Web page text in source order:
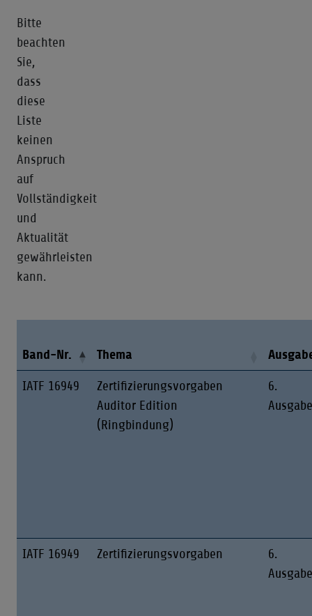
Bitte
beachten
Sie,
dass
diese
Liste
keinen
Anspruch
auf
Vollständigkeit
und
Aktualität
gewährleisten
kann.
Band-Nr. Thema
IATF 16949
Zertifizierungsvorgaben
Auditor Edition
(Ringbindung)
6.
Ausgabe
IATF 16949 Zertifizierungsvorgaben
6.
Ausgabe